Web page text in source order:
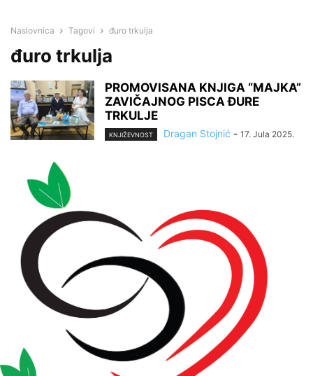
Naslovnica Tagovi đuro trkulja
đuro trkulja
PROMOVISANA KNJIGA “MAJKA”
ZAVIČAJNOG PISCA ĐURE
TRKULJE
KNJIŽEVNOST Dragan Stojnić - 17. Jula 2025.